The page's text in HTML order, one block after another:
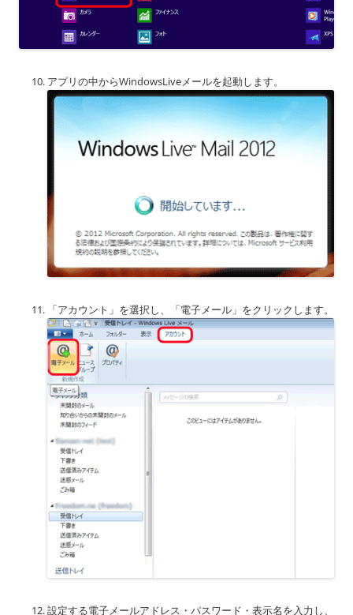
アプリの中からWindowsLiveメールを起動します。
「アカウント」を選択し、「電子メール」をクリックします。
設定する電子メールアドレス・パスワード・表示名を入力し、